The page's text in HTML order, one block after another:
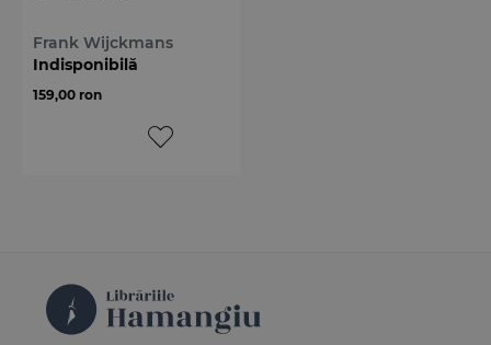
Frank Wijckmans
Indisponibilă
159,00 ron